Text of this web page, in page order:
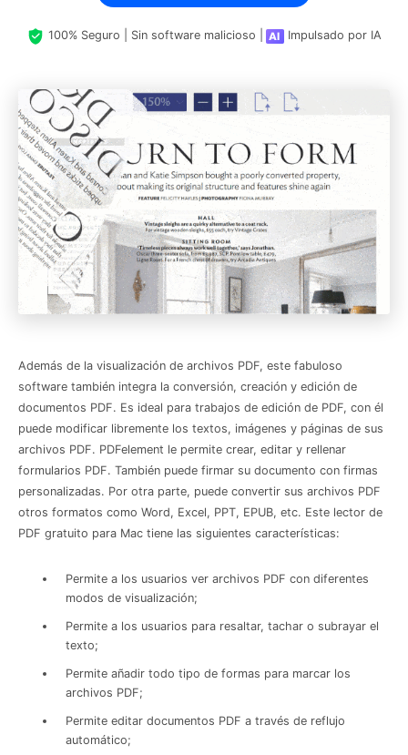
100% Seguro | Sin software malicioso | Impulsado por IA
Además de la visualización de archivos PDF, este fabuloso
software también integra la conversión, creación y edición de
documentos PDF. Es ideal para trabajos de edición de PDF, con él
puede modificar libremente los textos, imágenes y páginas de sus
archivos PDF. PDFelement le permite crear, editar y rellenar
formularios PDF. También puede firmar su documento con firmas
personalizadas. Por otra parte, puede convertir sus archivos PDF
otros formatos como Word, Excel, PPT, EPUB, etc. Este lector de
PDF gratuito para Mac tiene las siguientes características:
Permite a los usuarios ver archivos PDF con diferentes
modos de visualización;
Permite a los usuarios para resaltar, tachar o subrayar el
texto;
Permite añadir todo tipo de formas para marcar los
archivos PDF;
Permite editar documentos PDF a través de reflujo
automático;